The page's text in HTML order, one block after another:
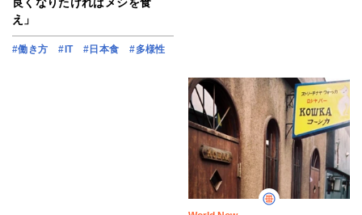
え」
#働き方 #IT #日本食 #多様性